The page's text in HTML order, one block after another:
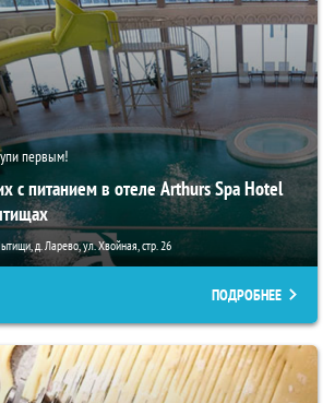
первым!
с питанием в отеле Arthurs Spa Hotel
д. Ларево, ул. Хвойная, стр. 26
ПОДРОБНЕЕ